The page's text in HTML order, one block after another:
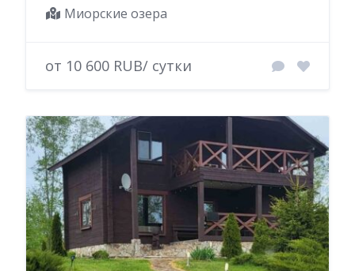
Миорские озера
от 10 600 RUB/ сутки